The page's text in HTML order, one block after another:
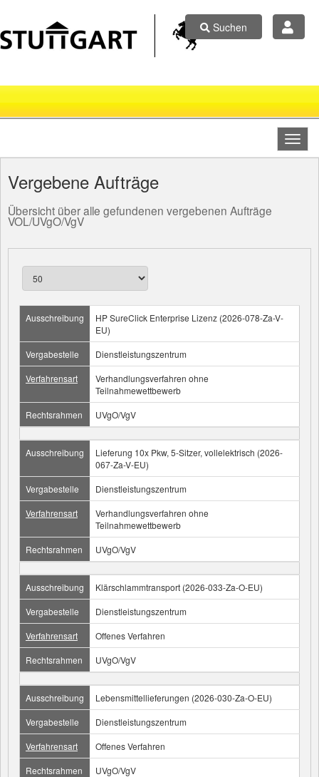
Suchen
Vergebene Aufträge
Übersicht über alle gefundenen vergebenen Aufträge
VOL/UVgO/VgV
Ausschreibung
HP SureClick Enterprise Lizenz (2026-078-Za-V-
EU)
Vergabestelle
Dienstleistungszentrum
Verfahrensart
Verhandlungsverfahren ohne
Teilnahmewettbewerb
Rechtsrahmen
UVgO/VgV
Ausschreibung
Lieferung 10x Pkw, 5-Sitzer, vollelektrisch (2026-
067-Za-V-EU)
Vergabestelle
Dienstleistungszentrum
Verfahrensart
Verhandlungsverfahren ohne
Teilnahmewettbewerb
Rechtsrahmen
UVgO/VgV
Ausschreibung
Klärschlammtransport (2026-033-Za-O-EU)
Vergabestelle
Dienstleistungszentrum
Verfahrensart
Offenes Verfahren
Rechtsrahmen
UVgO/VgV
Ausschreibung
Lebensmittellieferungen (2026-030-Za-O-EU)
Vergabestelle
Dienstleistungszentrum
Verfahrensart
Offenes Verfahren
Rechtsrahmen
UVgO/VgV